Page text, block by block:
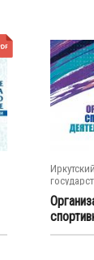
Иркутский